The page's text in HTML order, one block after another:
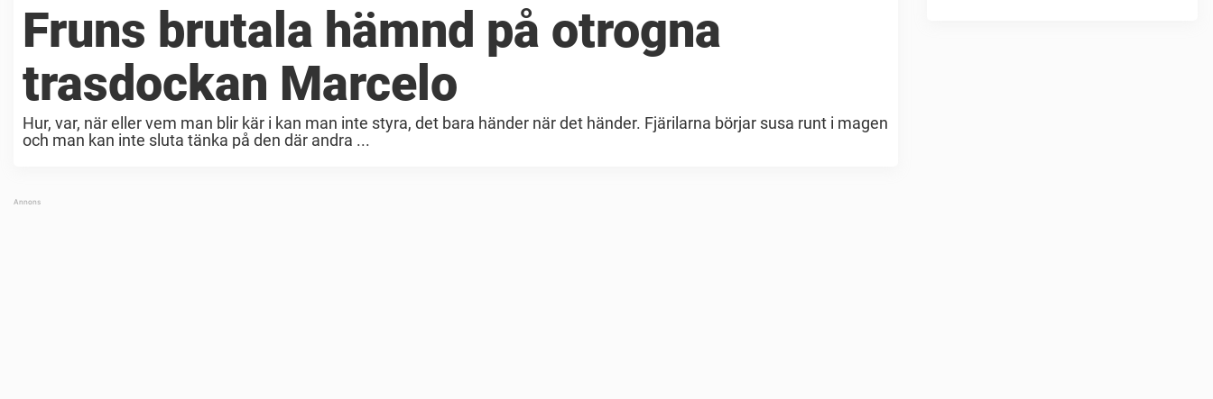
Fruns brutala hämnd på otrogna
trasdockan Marcelo
Hur, var, när eller vem man blir kär i kan man inte styra, det bara händer när det händer. Fjärilarna börjar susa runt i magen
och man kan inte sluta tänka på den där andra ...